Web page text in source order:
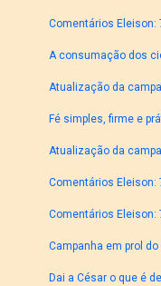
Comentários Eleison:
A consumação dos
Atualização da
Fé simples, firme e
Atualização da
Comentários Eleison:
Comentários Eleison:
Campanha em prol
Dai a César o que é